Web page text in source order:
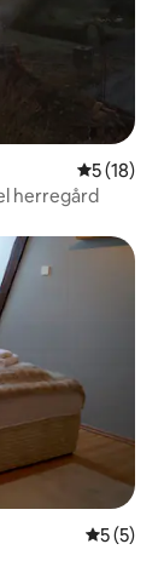
5 ud af 5 i
5 (18)
herregård
5 ud af 5
5 (5)